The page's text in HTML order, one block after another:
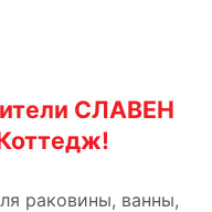
СЛАВЕН
раковины, ванны,